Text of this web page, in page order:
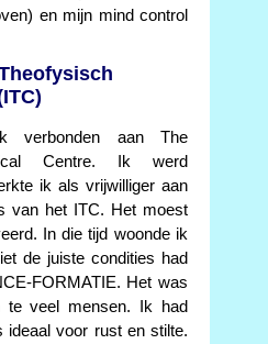
en mijn mind control
verbonden aan The
Centre. Ik werd
ik als vrijwilliger aan
van het ITC. Het moest
In die tijd woonde ik
de juiste condities had
FORMATIE. Het was
te veel mensen. Ik had
ideaal voor rust en stilte.